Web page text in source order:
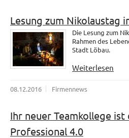
Lesung zum Nikolaustag
Die Lesung zum
Rahmen des
Stadt Löbau.
Weiterlesen
08.12.2016 Firmennews
Ihr neuer Teamkollege
Professional 4.0